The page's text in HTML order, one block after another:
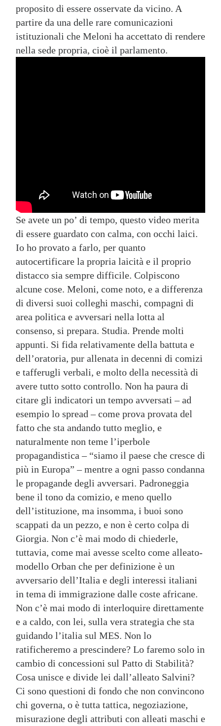
proposito di essere osservate da vicino. A
partire da una delle rare comunicazioni
istituzionali che Meloni ha accettato di rendere
nella sede propria, cioè il parlamento.
Se avete un po’ di tempo, questo video merita
di essere guardato con calma, con occhi laici.
Io ho provato a farlo, per quanto
autocertificare la propria laicità e il proprio
distacco sia sempre difficile. Colpiscono
alcune cose. Meloni, come noto, e a differenza
di diversi suoi colleghi maschi, compagni di
area politica e avversari nella lotta al
consenso, si prepara. Studia. Prende molti
appunti. Si fida relativamente della battuta e
dell’oratoria, pur allenata in decenni di comizi
e tafferugli verbali, e molto della necessità di
avere tutto sotto controllo. Non ha paura di
citare gli indicatori un tempo avversati – ad
esempio lo spread – come prova provata del
fatto che sta andando tutto meglio, e
naturalmente non teme l’iperbole
propagandistica – “siamo il paese che cresce di
più in Europa” – mentre a ogni passo condanna
le propagande degli avversari. Padroneggia
bene il tono da comizio, e meno quello
dell’istituzione, ma insomma, i buoi sono
scappati da un pezzo, e non è certo colpa di
Giorgia. Non c’è mai modo di chiederle,
tuttavia, come mai avesse scelto come alleato-
modello Orban che per definizione è un
avversario dell’Italia e degli interessi italiani
in tema di immigrazione dalle coste africane.
Non c’è mai modo di interloquire direttamente
e a caldo, con lei, sulla vera strategia che sta
guidando l’italia sul MES. Non lo
ratificheremo a prescindere? Lo faremo solo in
cambio di concessioni sul Patto di Stabilità?
Cosa unisce e divide lei dall’alleato Salvini?
Ci sono questioni di fondo che non convincono
chi governa, o è tutta tattica, negoziazione,
misurazione degli attributi con alleati maschi e